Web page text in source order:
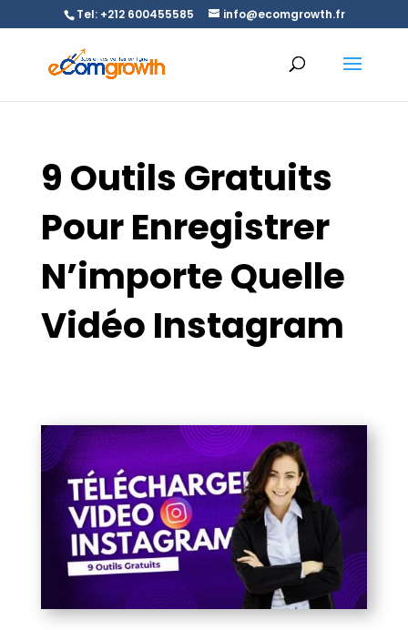
Tel: +212 600455585 info@ecomgrowth.fr
9 Outils Gratuits
Pour Enregistrer
N’importe Quelle
Vidéo Instagram